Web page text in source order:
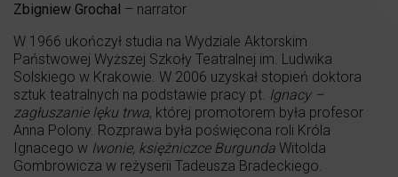
Zbigniew Grochal – narrator
W 1966 ukończył studia na Wydziale Aktorskim
Państwowej Wyższej Szkoły Teatralnej im. Ludwika
Solskiego w Krakowie. W 2006 uzyskał stopień doktora
sztuk teatralnych na podstawie pracy pt. Ignacy –
zagłuszanie lęku trwa, której promotorem była profesor
Anna Polony. Rozprawa była poświęcona roli Króla
Ignacego w Iwonie, księżniczce Burgunda Witolda
Gombrowicza w reżyserii Tadeusza Bradeckiego.